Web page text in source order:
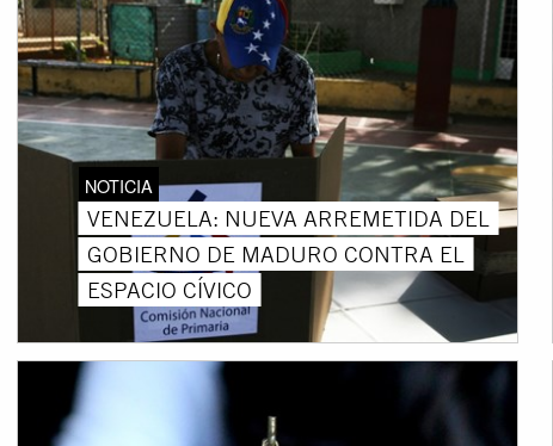
NOTICIA
VENEZUELA: NUEVA ARREMETIDA DEL
GOBIERNO DE MADURO CONTRA EL
ESPACIO CÍVICO